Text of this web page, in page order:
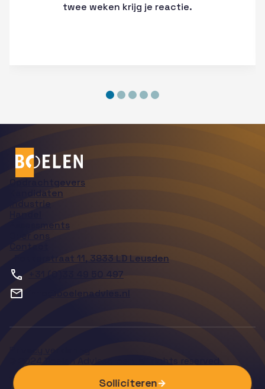
Solliciteren
twee weken krijg je reactie.
Opdrachtgevers
Kandidaten
Industrie
Assessments
Fokkerstraat 11, 3833 LD Leusden
+31 (0)33 49 50 497
info@boelenadvies.nl
© 2024 Boelen Adviesgroep, all rights reserved
Volg ons